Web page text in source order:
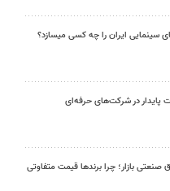
سینمایی ایران را چه کسی میسازد؟
پایدار در شرکت‌های حرفه‌ای
بازار؛ چرا برندها قیمت متفاوتی